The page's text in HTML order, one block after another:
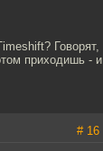
Говорят,
приходишь - и
# 16